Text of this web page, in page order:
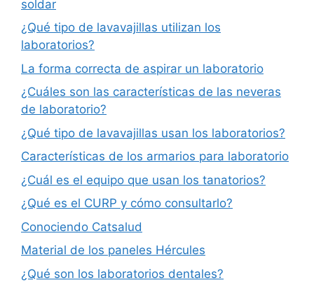
soldar
¿Qué tipo de lavavajillas utilizan los
laboratorios?
La forma correcta de aspirar un laboratorio
¿Cuáles son las características de las neveras
de laboratorio?
¿Qué tipo de lavavajillas usan los laboratorios?
Características de los armarios para laboratorio
¿Cuál es el equipo que usan los tanatorios?
¿Qué es el CURP y cómo consultarlo?
Conociendo Catsalud
Material de los paneles Hércules
¿Qué son los laboratorios dentales?